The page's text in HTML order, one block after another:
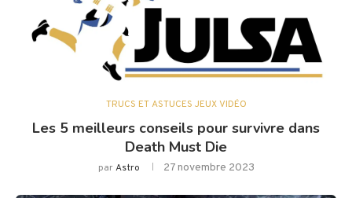
TRUCS ET ASTUCES JEUX VIDÉO
Les 5 meilleurs conseils pour survivre dans
Death Must Die
parAstro 27 novembre 2023